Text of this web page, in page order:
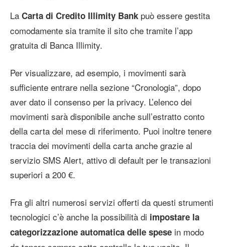
La Carta di Credito Illimity Bank può essere gestita
comodamente sia tramite il sito che tramite l’app
gratuita di Banca Illimity.
Per visualizzare, ad esempio, i movimenti sarà
sufficiente entrare nella sezione “Cronologia”, dopo
aver dato il consenso per la privacy. L’elenco dei
movimenti sarà disponibile anche sull’estratto conto
della carta del mese di riferimento. Puoi inoltre tenere
traccia dei movimenti della carta anche grazie al
servizio SMS Alert, attivo di default per le transazioni
superiori a 200 €.
Fra gli altri numerosi servizi offerti da questi strumenti
tecnologici c’è anche la possibilità di impostare la
categorizzazione automatica delle spese in modo